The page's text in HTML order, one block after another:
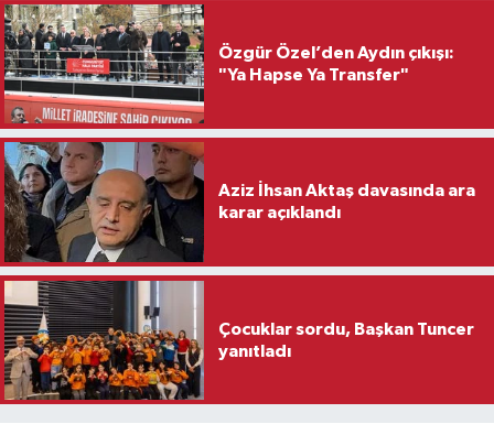
Özgür Özel’den Aydın çıkışı:
"Ya Hapse Ya Transfer"
Aziz İhsan Aktaş davasında ara
karar açıklandı
Çocuklar sordu, Başkan Tuncer
yanıtladı